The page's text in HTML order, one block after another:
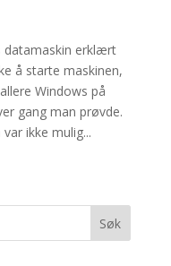
datamaskin erklært
å starte maskinen,
Windows på
gang man prøvde.
ikke mulig...